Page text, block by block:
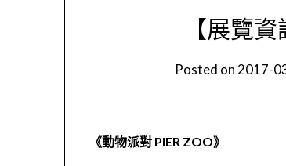
【展覽
Posted on 2017-
《動物派對 PIER ZOO》